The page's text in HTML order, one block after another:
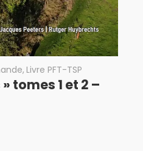
, Livre PFT-TSP
tomes 1 et 2 –